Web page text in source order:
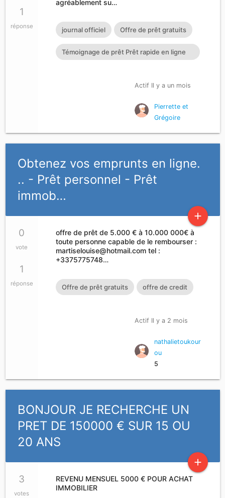
1
réponse
agréablement su…
journal officiel Offre de prêt gratuits
Témoignage de prêt Prêt rapide en ligne
Actif Il y a un mois
Pierrette et
Grégoire
Obtenez vos emprunts en ligne.
.. - Prêt personnel - Prêt
immob…
add
0
vote
1
réponse
offre de prêt de 5.000 € à 10.000 000€ à
toute personne capable de le rembourser :
martiselouise@hotmail.comtel :
+3375775748…
Offre de prêt gratuits offre de credit
Actif Il y a 2 mois
nathalietoukour
ou
5
BONJOUR JE RECHERCHE UN
PRET DE 150000 € SUR 15 OU
20 ANS
add
3
votes
REVENU MENSUEL 5000 € POUR ACHAT
IMMOBILIER